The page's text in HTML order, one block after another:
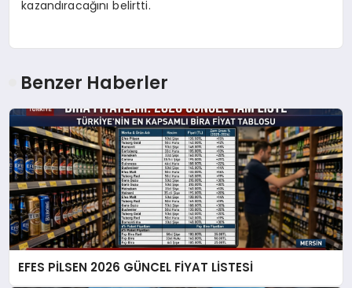
kazandıracağını belirtti.
Benzer Haberler
EFES PİLSEN 2026 GÜNCEL FİYAT LİSTESİ